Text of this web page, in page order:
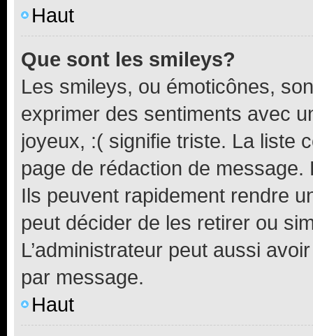
Haut
Que sont les smileys?
Les smileys, ou émoticônes,
exprimer des sentiments avec
joyeux, :( signifie triste. La liste
page de rédaction de
Ils peuvent rapidement rendre
peut décider de les retirer ou
L’administrateur peut aussi
par message.
Haut